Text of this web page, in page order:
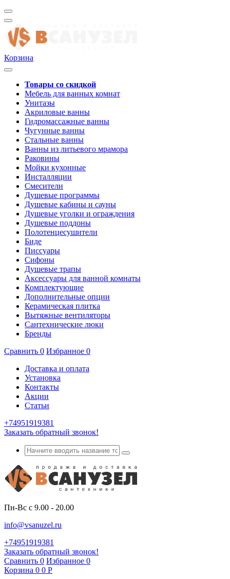
Корзина
Товары со скидкой
Мебель для ванных комнат
Унитазы
Акриловые ванны
Гидромассажные ванны
Чугунные ванны
Стальные ванны
Ванны из литьевого мрамора
Раковины
Мойки кухонные
Инсталляции
Смесители
Душевые программы
Душевые кабины и сауны
Душевые уголки и ограждения
Душевые поддоны
Полотенцесушители
Биде
Писсуары
Сифоны
Душевые трапы
Аксессуары для ванной комнаты
Комплектующие
Дополнительные опции
Керамическая плитка
Вытяжные вентиляторы
Сантехнические люки
Бренды
Сравнить 0 Избранное 0
Доставка и оплата
Установка
Контакты
Акции
Статьи
+74951919381
Заказать обратный звонок!
Пн-Вс с 9.00 - 20.00
info@vsanuzel.ru
+74951919381
Заказать обратный звонок!
Сравнить 0 Избранное 0
Корзина 0 0 Р